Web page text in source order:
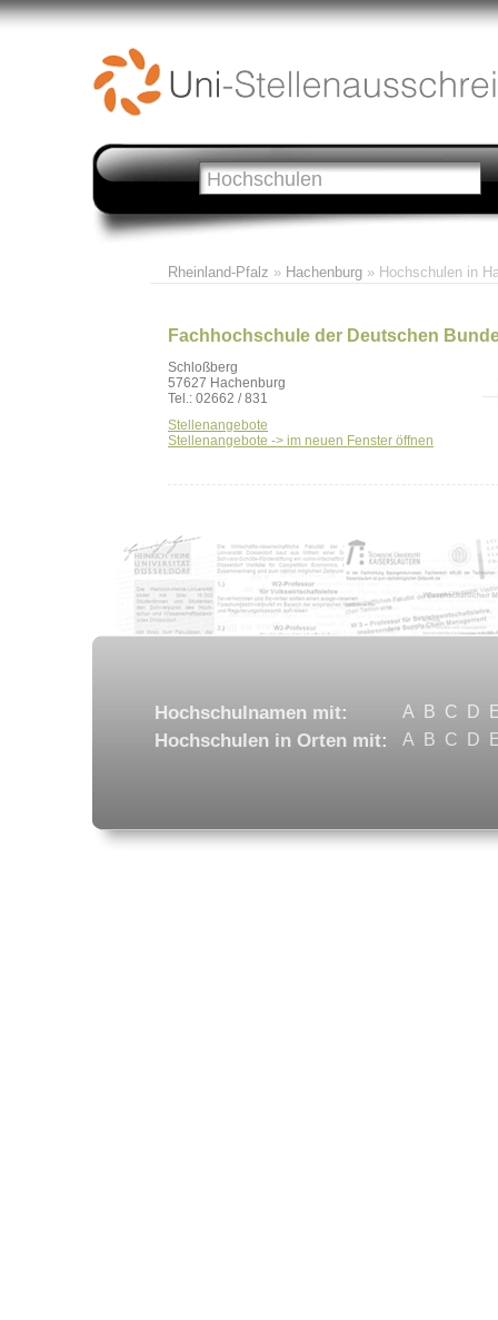
Rheinland-Pfalz » Hachenburg » Hochschulen in
Fachhochschule der Deutschen
Schloßberg
57627 Hachenburg
Tel.: 02662 / 831
Stellenangebote
Stellenangebote -> im neuen Fenster öffnen
Hochschulnamen mit: A B C D
Hochschulen in Orten mit: A B C D